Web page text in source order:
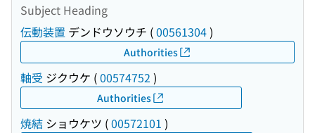
Subject Heading
伝動装置 デンドウソウチ (00561304)
Authorities
軸受 ジクウケ (00574752 )
Authorities
焼結 ショウケツ (00572101 )